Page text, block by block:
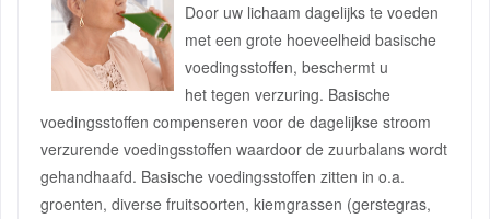
Door uw lichaam dagelijks te voeden
met een grote hoeveelheid basische
voedingsstoffen, beschermt u
het tegen verzuring. Basische
voedingsstoffen compenseren voor de dagelijkse stroom
verzurende voedingsstoffen waardoor de zuurbalans wordt
gehandhaafd. Basische voedingsstoffen zitten in o.a.
groenten, diverse fruitsoorten, kiemgrassen (gerstegras,